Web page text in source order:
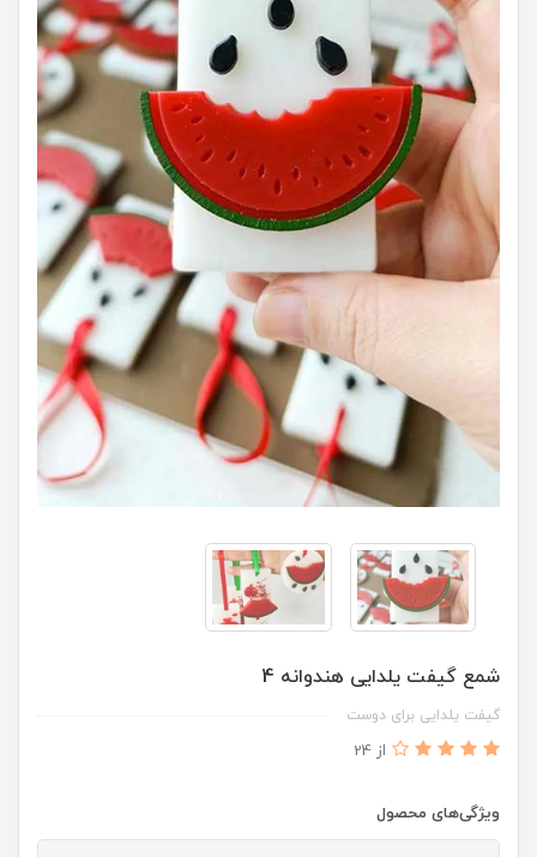
شمع گیفت یلدایی هندوانه 4
گیفت یلدایی برای دوست
از 24
ویژگی‌های محصول